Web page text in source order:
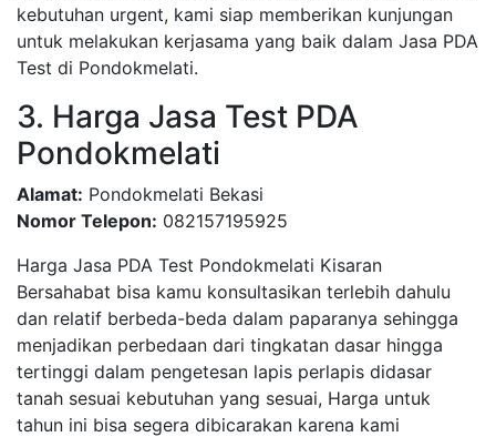
kebutuhan urgent, kami siap memberikan kunjungan
untuk melakukan kerjasama yang baik dalam Jasa PDA
Test di Pondokmelati.
3. Harga Jasa Test PDA
Pondokmelati
Alamat: Pondokmelati Bekasi
Nomor Telepon: 082157195925
Harga Jasa PDA Test Pondokmelati Kisaran
Bersahabat bisa kamu konsultasikan terlebih dahulu
dan relatif berbeda-beda dalam paparanya sehingga
menjadikan perbedaan dari tingkatan dasar hingga
tertinggi dalam pengetesan lapis perlapis didasar
tanah sesuai kebutuhan yang sesuai, Harga untuk
tahun ini bisa segera dibicarakan karena kami